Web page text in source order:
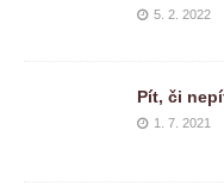
5. 2. 2022
Pít, či
1. 7. 2021